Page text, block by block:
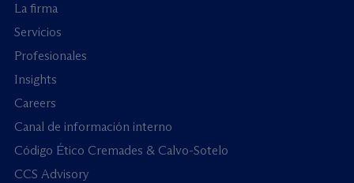
La firma
Servicios
Profesionales
Insights
Careers
Canal de información interno
Código Ético Cremades & Calvo-Sotelo
CCS Advisory